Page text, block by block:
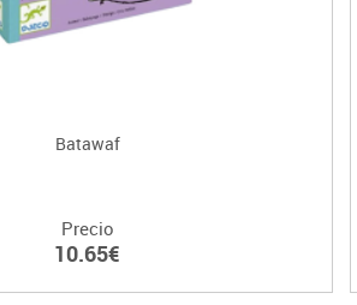
Batawaf
Precio
10.65€